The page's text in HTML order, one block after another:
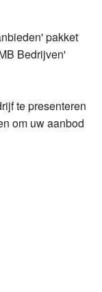
pakket
Bedrijven'
te presenteren
om uw aanbod